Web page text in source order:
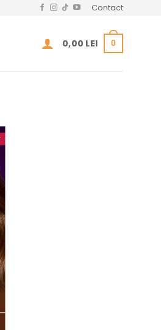
Contact
0,00 LEI 0